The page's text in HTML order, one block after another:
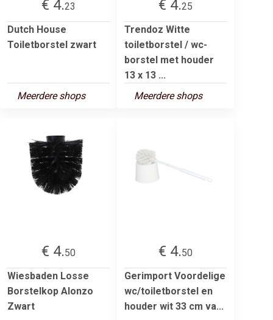
€ 4.23
Dutch House
Toiletborstel zwart
Meerdere shops
€ 4.25
Trendoz Witte
toiletborstel / wc-
borstel met houder
13 x 13 ...
Meerdere shops
€ 4.50
Wiesbaden Losse
Borstelkop Alonzo
Zwart
€ 4.50
Gerimport Voordelige
wc/toiletborstel en
houder wit 33 cm va...